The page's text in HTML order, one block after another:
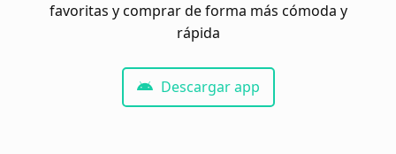
favoritas y comprar de forma más cómoda y
rápida
Descargar app